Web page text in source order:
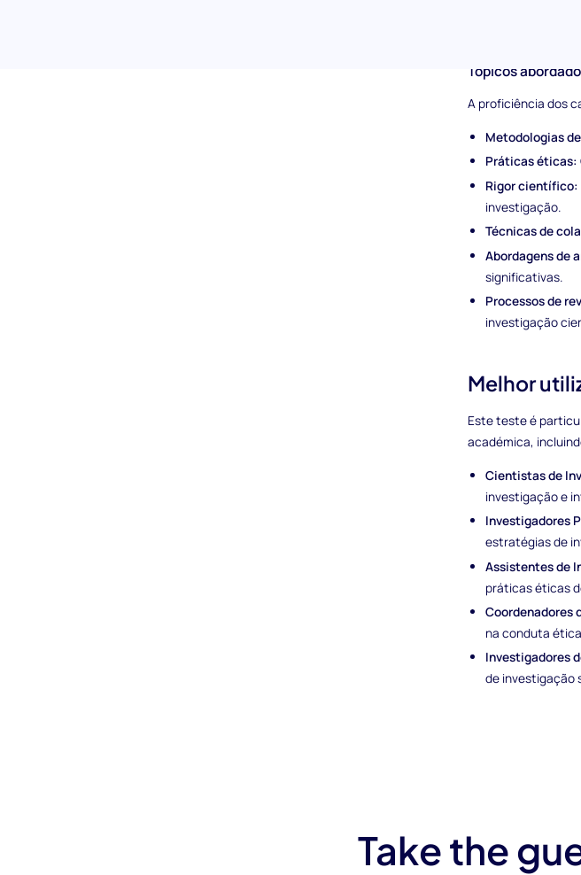
Tópicos
A proficiência dos
Metodologias
Práticas éticas:
Rigor científico:
investigação.
Técnicas de
Abordagens de
significativas.
Processos de
investigação
Melhor
Este teste é
académica,
Cientistas de
investigação e
Investigadores
estratégias de
Assistentes de
práticas éticas
Coordenadores
na conduta
Investigadores
de investigação
Take the